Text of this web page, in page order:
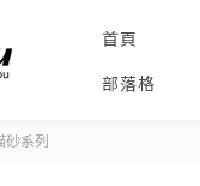
首頁
部落格
砂系列